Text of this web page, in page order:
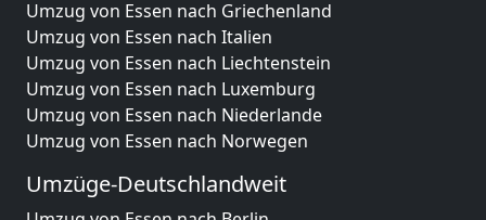
Umzug von Essen nach Griechenland
Umzug von Essen nach Italien
Umzug von Essen nach Liechtenstein
Umzug von Essen nach Luxemburg
Umzug von Essen nach Niederlande
Umzug von Essen nach Norwegen
Umzüge-Deutschlandweit